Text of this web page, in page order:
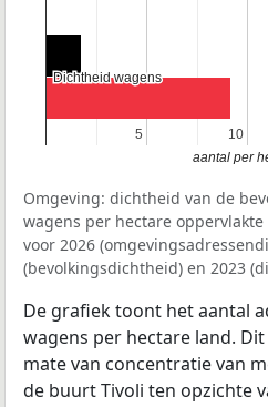
5
5 10
10
Dichtheid wagens
Dichtheid wagens
aantal per
Omgeving: dichtheid van de
wagens per hectare
voor 2026
(bevolkingsdichtheid) en 2023
De grafiek toont het aantal
wagens per hectare land.
mate van concentratie van
de buurt Tivoli ten opzichte